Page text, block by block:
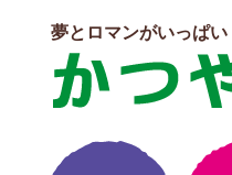
夢とロマンがいっぱい